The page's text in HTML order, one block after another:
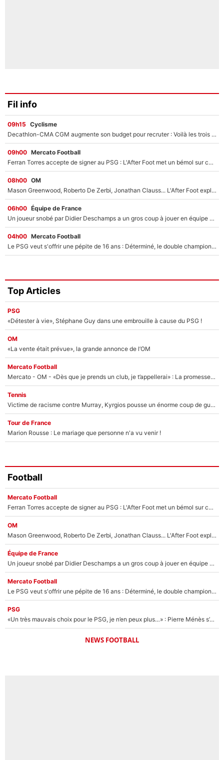
Fil info
09h15 Cyclisme
Decathlon-CMA CGM augmente son budget pour recruter : Voilà les trois premiers coureurs qui font rejoindre Paul Seixas en 2027 !
09h00 Mercato Football
Ferran Torres accepte de signer au PSG : L'After Foot met un bémol sur ce transfert, le champion du monde va couter trop cher ?
08h00 OM
Mason Greenwood, Roberto De Zerbi, Jonathan Clauss... L'After Foot explique pourquoi Medhi Benatia a craqué à l'OM !
06h00 Équipe de France
Un joueur snobé par Didier Deschamps a un gros coup à jouer en équipe de France : Zinedine Zidane a trouvé son numéro 9 ?
04h00 Mercato Football
Le PSG veut s'offrir une pépite de 16 ans : Déterminé, le double champion d'Europe en titre est prêt à lâcher 40M€ pour celui que l'on compare déjà à Vinicius Jr !
Top Articles
PSG
«Détester à vie», Stéphane Guy dans une embrouille à cause du PSG !
OM
«La vente était prévue», la grande annonce de l’OM
Mercato Football
Mercato - OM - «Dès que je prends un club, je t’appellerai» : La promesse de Marcelino au moment de claquer la porte
Tennis
Victime de racisme contre Murray, Kyrgios pousse un énorme coup de gueule !
Tour de France
Marion Rousse : Le mariage que personne n'a vu venir !
Football
Mercato Football
Ferran Torres accepte de signer au PSG : L'After Foot met un bémol sur ce transfert, le champion du monde va couter trop cher ?
OM
Mason Greenwood, Roberto De Zerbi, Jonathan Clauss... L'After Foot explique pourquoi Medhi Benatia a craqué à l'OM !
Équipe de France
Un joueur snobé par Didier Deschamps a un gros coup à jouer en équipe de France : Zinedine Zidane a trouvé son numéro 9 ?
Mercato Football
Le PSG veut s'offrir une pépite de 16 ans : Déterminé, le double champion d'Europe en titre est prêt à lâcher 40M€ pour celui que l'on compare déjà à Vinicius Jr !
PSG
«Un très mauvais choix pour le PSG, je n’en peux plus…» : Pierre Ménès s’est complètement trompé avec Luis Enrique et ces déclarations le prouvent !
NEWS FOOTBALL